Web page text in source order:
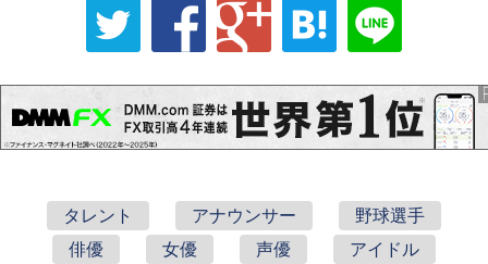
タレント アナウンサー
野球選手
俳優
女優 声優
アイドル